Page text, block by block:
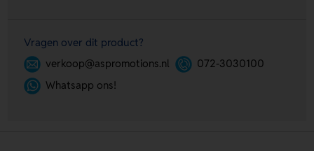
Vragen over dit product?
verkoop@aspromotions.nl
072-3030100
Whatsapp ons!